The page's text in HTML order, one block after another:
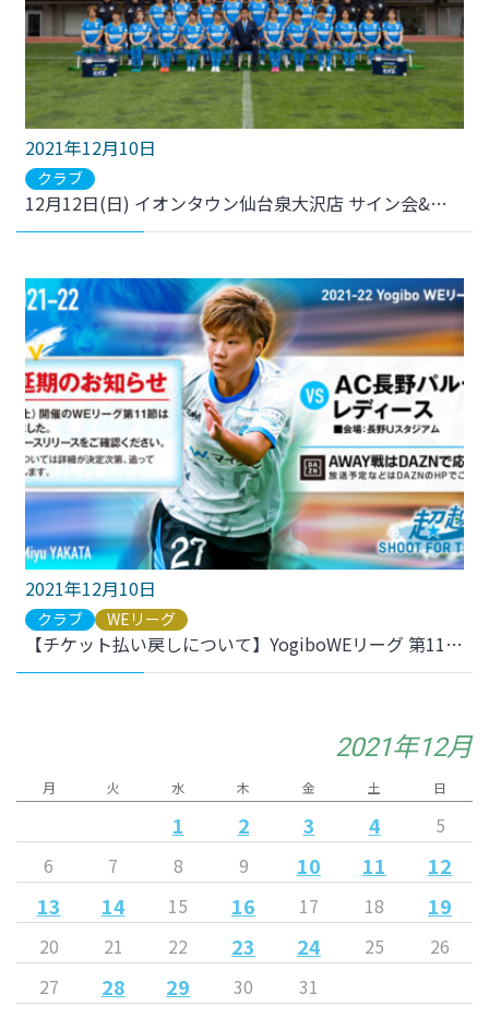
2021年12月10日
クラブ
12月12日(日) イオンタウン仙台泉大沢店 サイン会&撮影会開催のお知らせ
2021年12月10日
クラブ WEリーグ
【チケット払い戻しについて】YogiboWEリーグ 第11節 AC長野戦
2021年12月
月 火 水 木 金 土 日
1 2 3 4
5
6
7 8 9 10 11
12
13
14 15 16 17 18 19
20 21 22 23 24 25
26
27
28 29 30 31